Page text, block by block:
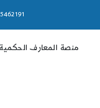
منصة المعارف الحكمية